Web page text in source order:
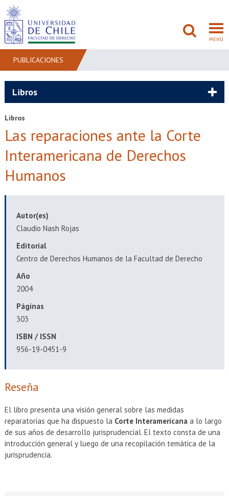
MENÚ
POSTGRADO
ADMISIÓN
Académicos Estudiantes
PUBLICACIONES
Libros
Libros
Las reparaciones ante la Corte
Interamericana de Derechos
Humanos
Autor(es)
Claudio Nash Rojas
Editorial
Centro de Derechos Humanos de la Facultad de Derecho
Año
2004
Páginas
303
ISBN / ISSN
956-19-0451-9
Reseña
El libro presenta una visión general sobre las medidas
reparatorias que ha dispuesto la Corte Interamericanaa lo largo
de sus años de desarrollo jurisprudencial. El texto consta de una
introducción general y luego de una recopilación temática de la
jurisprudencia.